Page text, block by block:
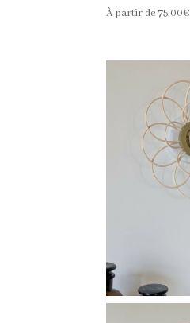
À partir de 75,00€